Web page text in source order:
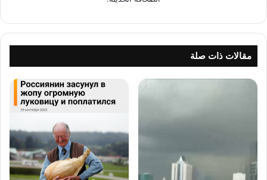
مقالات ذات صلة